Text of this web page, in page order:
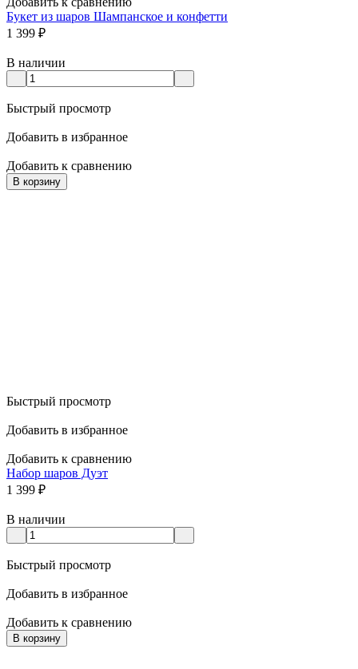
Букет из шаров Шампанское и конфетти
1 399 ₽
В наличии
Быстрый просмотр
Добавить в избранное
Добавить к сравнению
В корзину
Быстрый просмотр
Добавить в избранное
Добавить к сравнению
Набор шаров Дуэт
1 399 ₽
В наличии
Быстрый просмотр
Добавить в избранное
Добавить к сравнению
В корзину